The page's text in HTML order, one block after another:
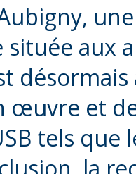
aux
œuvre et
tels que
la